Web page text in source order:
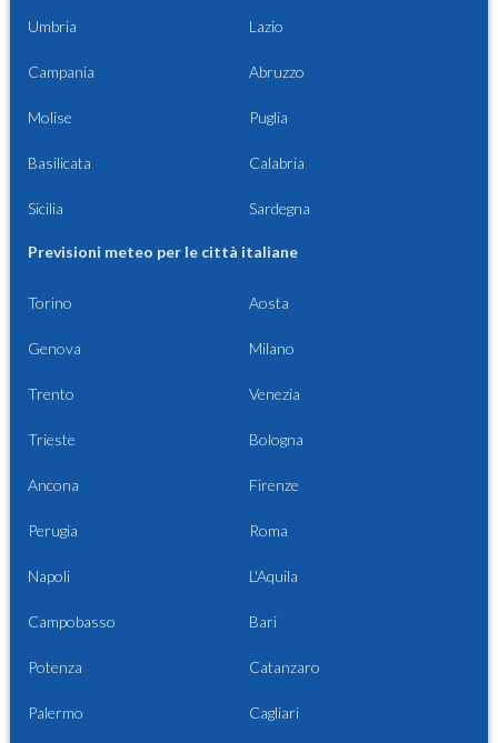
Umbria Lazio
Campania Abruzzo
Molise Puglia
Basilicata Calabria
Sicilia Sardegna
Previsioni meteo per le città italiane
Torino Aosta
Genova Milano
Trento Venezia
Trieste Bologna
Ancona Firenze
Perugia Roma
Napoli L'Aquila
Campobasso Bari
Potenza Catanzaro
Palermo Cagliari